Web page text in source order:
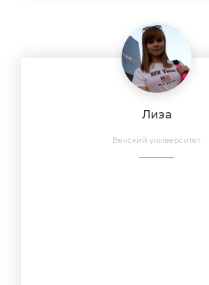
Лиза
Венский университет